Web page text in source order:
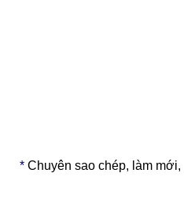
* Chuyên sao chép, làm